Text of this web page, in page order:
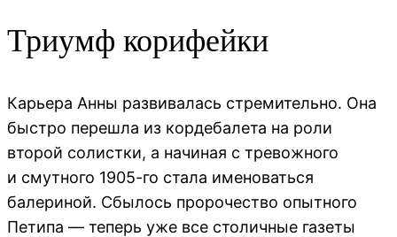
Триумф корифейки
Карьера Анны развивалась стремительно. Она
быстро перешла из кордебалета на роли
второй солистки, а начиная с тревожного
и смутного 1905-го стала именоваться
балериной. Сбылось пророчество опытного
Петипа — теперь уже все столичные газеты